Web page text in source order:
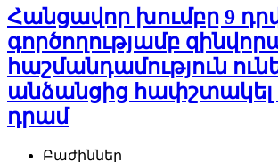
Հանցավոր խումբը 9
գործողությամբ
հաշմանդամություն
անձանցից հափշտակել է
դրամ
Բաժիններ